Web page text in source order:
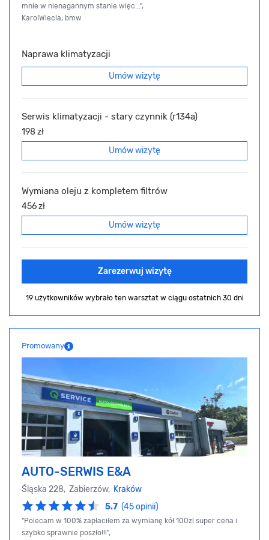
mnie w nienagannym stanie więc...",
KarolWiecla, bmw
Naprawa klimatyzacji
Umów wizytę
Serwis klimatyzacji - stary czynnik (r134a)
198 zł
Umów wizytę
Wymiana oleju z kompletem filtrów
456 zł
Umów wizytę
Zarezerwuj wizytę
19 użytkowników wybrało ten warsztat w ciągu ostatnich 30 dni
Promowany
AUTO-SERWIS E&A
Śląska 228, Zabierzów, Kraków
5.7 (45 opinii)
"Polecam w 100% zapłaciłem za wymianę kół 100zl super cena i
szybko sprawnie poszło!!!",